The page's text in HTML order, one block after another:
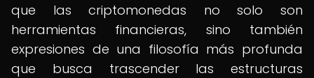
que las criptomonedas no solo son
herramientas financieras, sino también
expresiones de una filosofía más profunda
que busca trascender las estructuras